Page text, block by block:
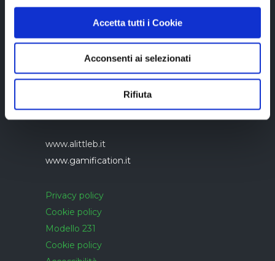
Accetta tutti i Cookie
Acconsenti ai selezionati
Rifiuta
Azienda con sistema di gestione qualità
UNI EN ISO 9001:2015 certificato da
CERTIQUALITY
www.alittleb.it
www.gamification.it
Privacy policy
Cookie policy
Modello 231
Cookie policy